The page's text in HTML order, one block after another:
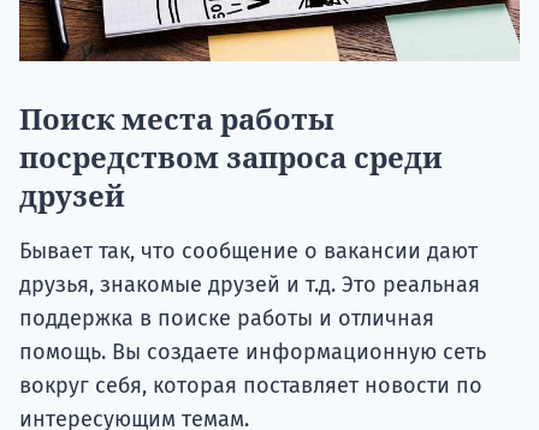
Поиск места работы
посредством запроса среди
друзей
Бывает так, что сообщение о вакансии дают
друзья, знакомые друзей и т.д. Это реальная
поддержка в поиске работы и отличная
помощь. Вы создаете информационную сеть
вокруг себя, которая поставляет новости по
интересующим темам.